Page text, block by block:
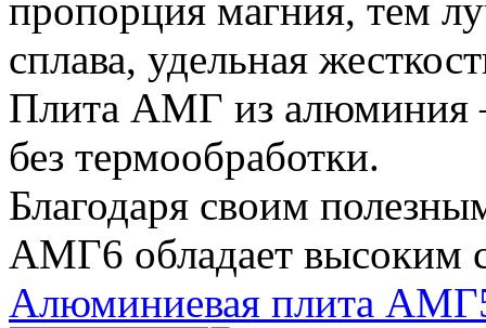
пропорция магния, тем
сплава, удельная
Плита АМГ из алюминия
без термообработки.
Благодаря своим
АМГ6 обладает высоким
Алюминиевая плита